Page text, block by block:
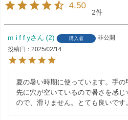
4.50
2
m i f f y 2 購入者
非公開
投稿日
2025/02/14
夏の暑い時期に使っています。手
先に穴が空いているので暑さを感じ
ので、滑りません。とても良いです。